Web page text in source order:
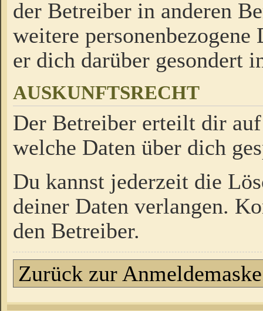
der Betreiber in anderen
weitere
er dich darüber gesondert
AUSKUNFTSRECHT
Der Betreiber erteilt dir
welche Daten über dich
Du kannst jederzeit die
deiner Daten verlangen.
den Betreiber.
Zurück zur Anmeldemaske